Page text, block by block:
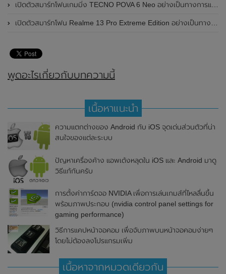
เปิดตัวสมาร์ทโฟนเกมมิ่ง TECNO POVA 6 Neo อย่างเป็นทางการแล้วในประเทศไทย ในราคา 8,499 บาท
เปิดตัวสมาร์ทโฟน Realme 13 Pro Extreme Edition อย่างเป็นทางการแล้วในประเทศจีน
พูดอะไรเกี่ยวกับบทความนี้
เนื้อหาแนะนำ
ความแตกต่างของ Android กับ iOS จุดเด่นส่วนตัวที่น่า
สนใจของแต่ละระบบ
ปัญหาเครื่องค้าง แอพเด้งหลุดใน iOS และ Android มาดู
วิธีแก้กันครับ
การตั้งค่าการ์ดจอ NVIDIA เพื่อการเล่นเกมส์ที่ไหลลื่นขึ้น
พร้อมภาพประกอบ (nvidia control panel settings for
gaming performance)
วิธีการแคปหน้าจอคอม เพื่อจับภาพบนหน้าจอคอมง่ายๆ
โดยไม่ต้องลงโปรแกรมเพิ่ม
เนื้อหาจากหมวดเดียวกัน